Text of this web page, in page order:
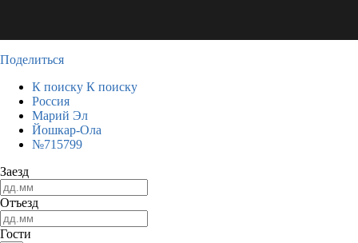
Поделиться
К поиску К поиску
Россия
Марий Эл
Йошкар-Ола
№715799
Заезд
Отъезд
Гости